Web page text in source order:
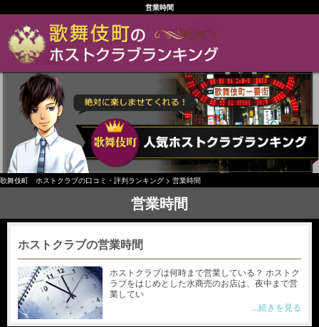
営業時間
歌舞伎町 ホストクラブの口コミ・評判ランキング > 営業時間
営業時間
ホストクラブの営業時間
ホストクラブは何時まで営業している？ ホストク
ラブをはじめとした水商売のお店は、夜中まで営
業してい
...続きを見る